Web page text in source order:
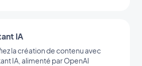
IA
la création de contenu avec
IA, alimenté par OpenAI